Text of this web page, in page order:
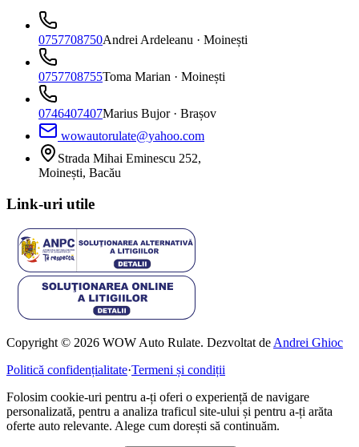
0757708750Andrei Ardeleanu · Moinești
0757708755Toma Marian · Moinești
0746407407Marius Bujor · Brașov
wowautorulate@yahoo.com
Strada Mihai Eminescu 252,
Moinești, Bacău
Link-uri utile
Copyright © 2026 WOW Auto Rulate. Dezvoltat de Andrei Ghioc
Politică confidențialitate·Termeni și condiții
Folosim cookie-uri pentru a-ți oferi o experiență de navigare
personalizată, pentru a analiza traficul site-ului și pentru a-ți arăta
oferte auto relevante. Alege cum dorești să continuăm.